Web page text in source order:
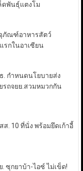
ดพันธุ์แตงโม
จุภัณฑ์อาหารสัตว์
รกในอาเซียน
. กำหนดนโยบายส่ง
รถจยย.สวมหมวกกัน
ส. 10 ที่นั่ง พร้อมยึดเก้าอี้
ซุกยาบ้า-ไอซ์ ไม่เข็ด!